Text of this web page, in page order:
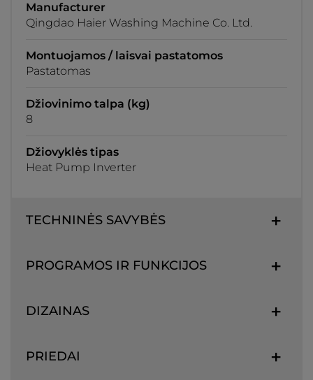
Manufacturer
Qingdao Haier Washing Machine Co. Ltd.
Montuojamos / laisvai pastatomos
Pastatomas
Džiovinimo talpa (kg)
8
Džiovyklės tipas
Heat Pump Inverter
TECHNINĖS SAVYBĖS
PROGRAMOS IR FUNKCIJOS
DIZAINAS
PRIEDAI